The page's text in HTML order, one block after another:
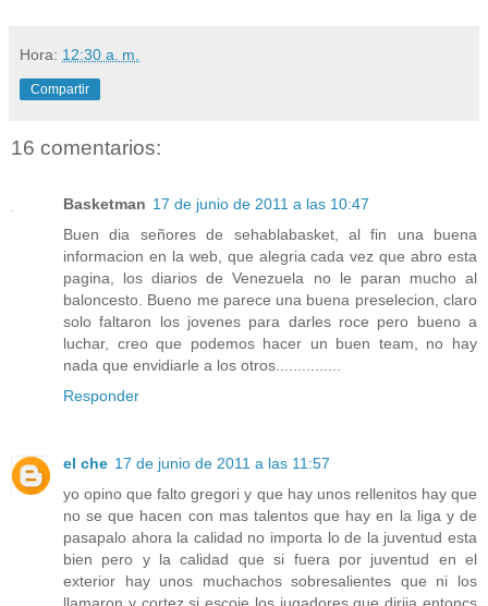
Hora: 12:30 a. m.
Compartir
16 comentarios:
Basketman 17 de junio de 2011 a las 10:47
Buen dia señores de sehablabasket, al fin una buena
informacion en la web, que alegria cada vez que abro esta
pagina, los diarios de Venezuela no le paran mucho al
baloncesto. Bueno me parece una buena preselecion, claro
solo faltaron los jovenes para darles roce pero bueno a
luchar, creo que podemos hacer un buen team, no hay
nada que envidiarle a los otros...............
Responder
el che 17 de junio de 2011 a las 11:57
yo opino que falto gregori y que hay unos rellenitos hay que
no se que hacen con mas talentos que hay en la liga y de
pasapalo ahora la calidad no importa lo de la juventud esta
bien pero y la calidad que si fuera por juventud en el
exterior hay unos muchachos sobresalientes que ni los